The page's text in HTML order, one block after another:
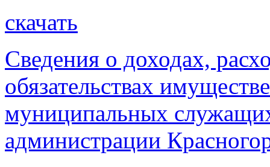
скачать
Сведения о доходах,
обязательствах
муниципальных
администрации